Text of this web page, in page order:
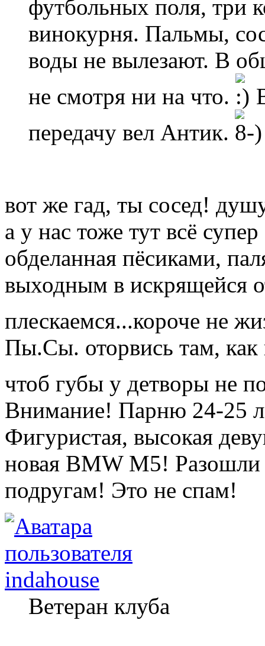
футбольных поля, три
винокурня. Пальмы,
воды не вылезают. В
не смотря ни на что.
передачу вел Антик.
вот же гад, ты сосед!
а у нас тоже тут всё
обделанная пёсиками,
выходным в искрящейся
плескаемся...короче не
Пы.Сы. оторвись там,
чтоб губы у детворы не
Внимание! Парню 24-25
Фигуристая, высокая
новая BMW M5! Разошли
подругам! Это не спам!
indahouse
Ветеран клуба